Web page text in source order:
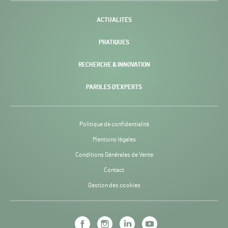
-
ACTUALITÉS
PRATIQUES
RECHERCHE & INNOVATION
PAROLES D’EXPERTS
Politique de confidentialité
Mentions légales
Conditions Générales de Vente
Contact
Gestion des cookies